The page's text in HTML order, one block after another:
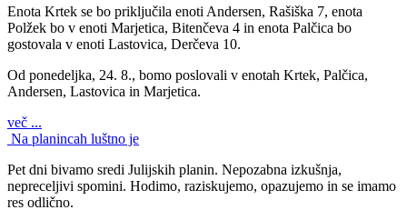
Enota Krtek se bo priključila enoti Andersen, Rašiška 7, enota
Polžek bo v enoti Marjetica, Bitenčeva 4 in enota Palčica bo
gostovala v enoti Lastovica, Derčeva 10.
Od ponedeljka, 24. 8., bomo poslovali v enotah Krtek, Palčica,
Andersen, Lastovica in Marjetica.
več ...
Na planincah luštno je
Pet dni bivamo sredi Julijskih planin. Nepozabna izkušnja,
nepreceljivi spomini. Hodimo, raziskujemo, opazujemo in se imamo
res odlično.